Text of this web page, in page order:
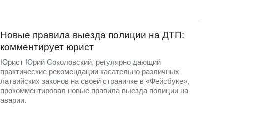
Новые правила выезда полиции на ДТП:
комментирует юрист
Юрист Юрий Соколовский, регулярно дающий
практические рекомендации касательно различных
латвийских законов на своей страничке в «Фейсбуке»,
прокомментировал новые правила выезда полиции на
аварии.